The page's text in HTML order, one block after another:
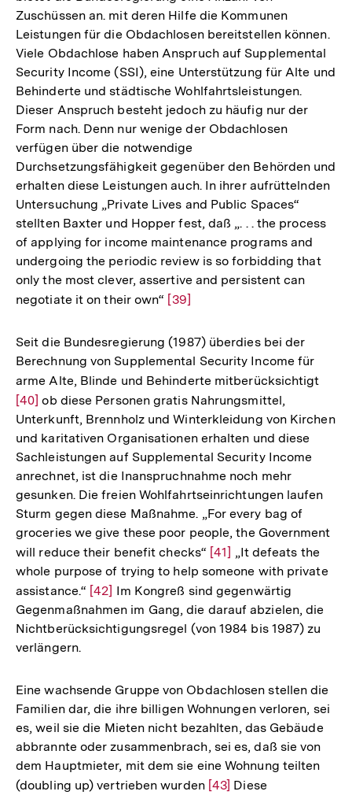
Zuschüssen an. mit deren Hilfe die Kommunen
Leistungen für die Obdachlosen bereitstellen können.
Viele Obdachlose haben Anspruch auf Supplemental
Security Income (SSI), eine Unterstützung für Alte und
Behinderte und städtische Wohlfahrtsleistungen.
Dieser Anspruch besteht jedoch zu häufig nur der
Form nach. Denn nur wenige der Obdachlosen
verfügen über die notwendige
Durchsetzungsfähigkeit gegenüber den Behörden und
erhalten diese Leistungen auch. In ihrer aufrüttelnden
Untersuchung „Private Lives and Public Spaces“
stellten Baxter und Hopper fest, daß „. . . the process
of applying for income maintenance programs and
undergoing the periodic review is so forbidding that
only the most clever, assertive and persistent can
negotiate it on their own“ Zur
der
Fußnote
[39]
Seit die Bundesregierung (1987) überdies bei der
Berechnung von Supplemental Security Income für
arme Alte, Blinde und Behinderte mitberücksichtigt
der
[40] ob diese Personen gratis Nahrungsmittel,
Unterkunft, Brennholz und Winterkleidung von Kirchen
und karitativen Organisationen erhalten und diese
Sachleistungen auf Supplemental Security Income
anrechnet, ist die Inanspruchnahme noch mehr
gesunken. Die freien Wohlfahrtseinrichtungen laufen
Sturm gegen diese Maßnahme. „For every bag of
groceries we give these poor people, the Government
will reduce their benefit checks“ Zur
Auflösung
der
Fußnote
[41] „It defeats the
whole purpose of trying to help someone with private
assistance.“ Zur
Auflösung
der
[42] Im Kongreß sind gegenwärtig
Gegenmaßnahmen im Gang, die darauf abzielen, die
Nichtberücksichtigungsregel (von 1984 bis 1987) zu
verlängern.
Eine wachsende Gruppe von Obdachlosen stellen die
Familien dar, die ihre billigen Wohnungen verloren, sei
es, weil sie die Mieten nicht bezahlten, das Gebäude
abbrannte oder zusammenbrach, sei es, daß sie von
dem Hauptmieter, mit dem sie eine Wohnung teilten
(doubling up) vertrieben wurden Zur
[43] Diese